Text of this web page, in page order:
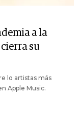
a la
su
lo artistas más
Apple Music.